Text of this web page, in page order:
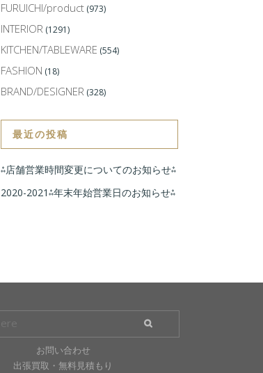
FURUICHI/product (973)
INTERIOR (1291)
KITCHEN/TABLEWARE (554)
FASHION (18)
BRAND/DESIGNER (328)
最近の投稿
⁂店舗営業時間変更についてのお知らせ⁂
2020-2021⁂年末年始営業日のお知らせ⁂
お問い合わせ
出張買取・無料見積もり